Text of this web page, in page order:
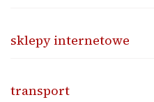
sklepy internetowe
transport